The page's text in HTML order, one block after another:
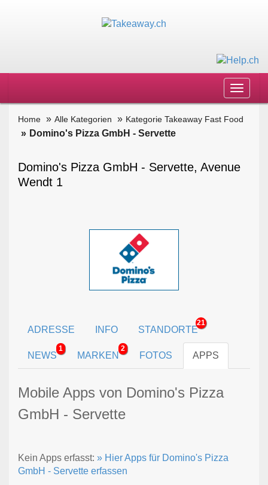
Toggle
Home Alle Kategorien Kategorie Takeaway Fast Food
Domino's Pizza GmbH - Servette
Domino's Pizza GmbH - Servette, Avenue
Wendt 1
ADRESSE INFO STANDORTE
21
NEWS
1
MARKEN
2
FOTOS APPS
Mobile Apps von Domino's Pizza
GmbH - Servette
Kein Apps erfasst: » Hier Apps für Domino's Pizza
GmbH - Servette erfassen